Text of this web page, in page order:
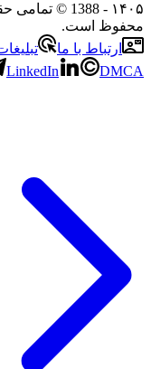
۱۴۰۵
- 1388 ©
محفوظ است.
ارتباط با ما
LinkedIn DMCA